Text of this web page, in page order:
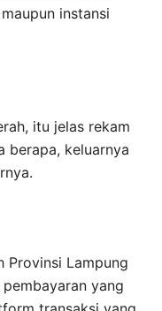
instansi
itu jelas rekam
berapa, keluarnya
Provinsi Lampung
yang